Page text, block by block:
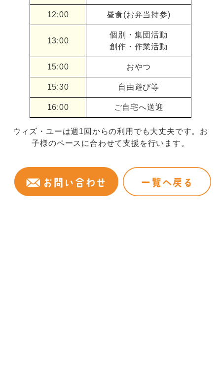
12:00 昼食(お弁当持参)
13:00
個別・集団活動
創作・作業活動
15:00 おやつ
15:30 自由遊び等
16:00 ご自宅へ送迎
ウィズ・ユーは週1回からの利用でも大丈夫です。お
子様のペースに合わせて支援を行います。